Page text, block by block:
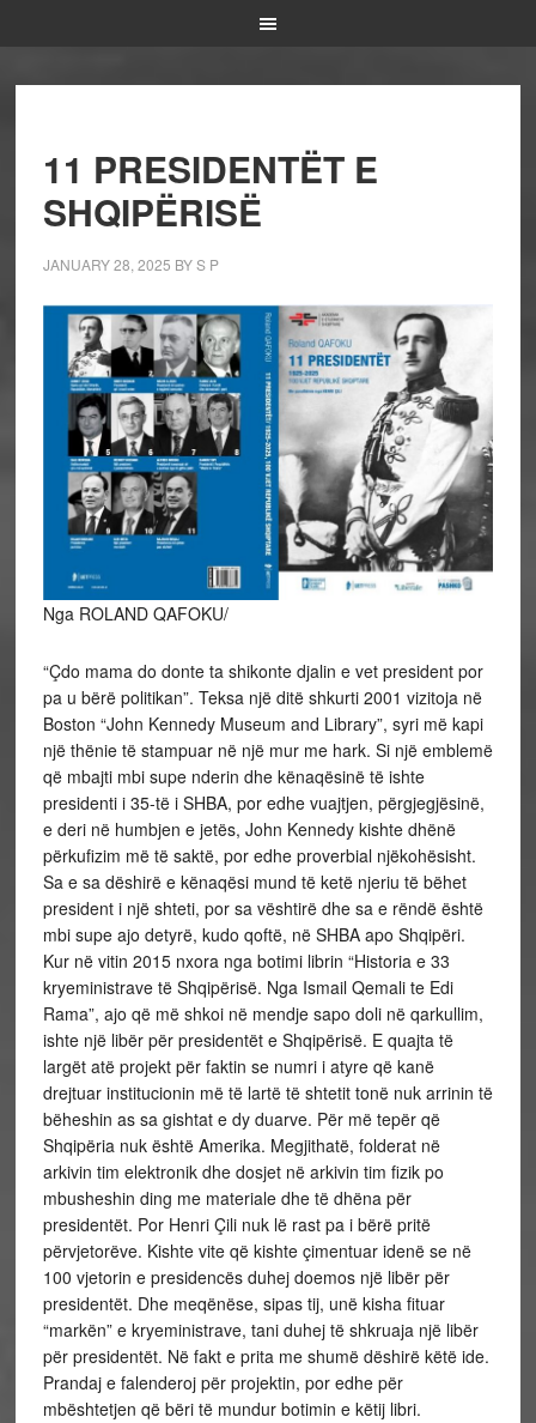
11 PRESIDENTËT E
SHQIPËRISË
JANUARY 28, 2025 BYS P
Nga ROLAND QAFOKU/
“Çdo mama do donte ta shikonte djalin e vet president por
pa u bërë politikan”. Teksa një ditë shkurti 2001 vizitoja në
Boston “John Kennedy Museum and Library”, syri më kapi
një thënie të stampuar në një mur me hark. Si një emblemë
që mbajti mbi supe nderin dhe kënaqësinë të ishte
presidenti i 35-të i SHBA, por edhe vuajtjen, përgjegjësinë,
e deri në humbjen e jetës, John Kennedy kishte dhënë
përkufizim më të saktë, por edhe proverbial njëkohësisht.
Sa e sa dëshirë e kënaqësi mund të ketë njeriu të bëhet
president i një shteti, por sa vështirë dhe sa e rëndë është
mbi supe ajo detyrë, kudo qoftë, në SHBA apo Shqipëri.
Kur në vitin 2015 nxora nga botimi librin “Historia e 33
kryeministrave të Shqipërisë. Nga Ismail Qemali te Edi
Rama”, ajo që më shkoi në mendje sapo doli në qarkullim,
ishte një libër për presidentët e Shqipërisë. E quajta të
largët atë projekt për faktin se numri i atyre që kanë
drejtuar institucionin më të lartë të shtetit tonë nuk arrinin të
bëheshin as sa gishtat e dy duarve. Për më tepër që
Shqipëria nuk është Amerika. Megjithatë, folderat në
arkivin tim elektronik dhe dosjet në arkivin tim fizik po
mbusheshin ding me materiale dhe të dhëna për
presidentët. Por Henri Çili nuk lë rast pa i bërë pritë
përvjetorëve. Kishte vite që kishte çimentuar idenë se në
100 vjetorin e presidencës duhej doemos një libër për
presidentët. Dhe meqënëse, sipas tij, unë kisha fituar
“markën” e kryeministrave, tani duhej të shkruaja një libër
për presidentët. Në fakt e prita me shumë dëshirë këtë ide.
Prandaj e falenderoj për projektin, por edhe për
mbështetjen që bëri të mundur botimin e këtij libri.